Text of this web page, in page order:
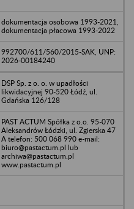
dokumentacja osobowa 1993-2021,
dokumentacja płacowa 1993-2022
992700/611/560/2015-SAK, UNP:
2026-00184240
DSP Sp. z o. o. w upadłości
likwidacyjnej 90-520 Łódź, ul.
Gdańska 126/128
PAST ACTUM Spółka z o.o. 95-070
Aleksandrów Łódzki, ul. Zgierska 47
A telefon: 500 068 990 e-mail:
biuro@pastactum.pl lub
archiwa@pastactum.pl
www.pastactum.pl